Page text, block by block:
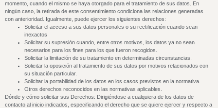
momento, cuando el mismo se haya otorgado para el tratamiento de sus datos. En
ningún caso, la retirada de este consentimiento condiciona las relaciones generadas
con anterioridad. Igualmente, puede ejercer los siguientes derechos:
Solicitar el acceso a sus datos personales o su rectificación cuando sean
inexactos
Solicitar su supresión cuando, entre otros motivos, los datos ya no sean
necesarios para los fines para los que fueron recogidos.
Solicitar la limitación de su tratamiento en determinadas circunstancias.
Solicitar la oposición al tratamiento de sus datos por motivos relacionados con
su situación particular.
Solicitar la portabilidad de los datos en los casos previstos en la normativa.
Otros derechos reconocidos en las normativas aplicables.
Dónde y cómo solicitar sus Derechos: Dirigiéndose a cualquiera de los datos de
contacto al inicio indicados, especificando el derecho que se quiere ejercer y respecto a